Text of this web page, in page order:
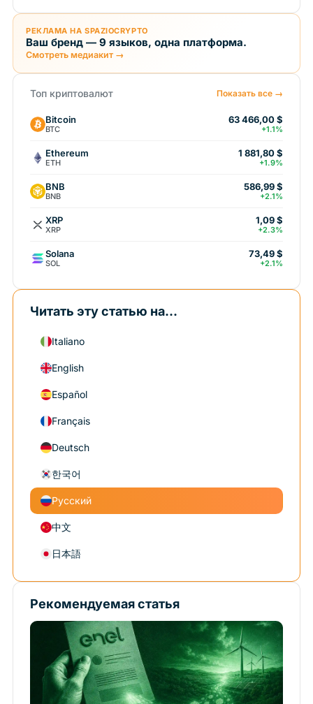
РЕКЛАМА НА SPAZIOCRYPTO
Ваш бренд — 9 языков, одна платформа.
Смотреть медиакит →
Топ криптовалют Показать все →
Bitcoin
BTC
63 466,00 $
+1.1%
Ethereum
ETH
1 881,80 $
+1.9%
BNB
BNB
586,99 $
+2.1%
XRP
XRP
1,09 $
+2.3%
Solana
SOL
73,49 $
+2.1%
Читать эту статью на...
Italiano
English
Español
Français
Deutsch
한국어
Русский
中文
日本語
Рекомендуемая статья